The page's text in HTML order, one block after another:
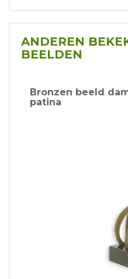
ANDEREN
BEELDEN
Bronzen beeld
patina